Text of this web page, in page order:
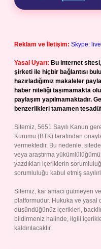
Reklam ve İletişim: Skype:
Yasal Uyarı: Bu internet
şirketi ile hiçbir bağlantısı
hazırladığımız makaleler
haber niteliği taşımamakta
paylaşım yapılmamaktadır.
benzerlikleri tamamen
Sitemiz, 5651 Sayılı Kanun
Kurumu (BTK) tarafından
vermektedir. Bu nedenle,
veya araştırma
yazdıkları içeriklerin
sorumluluğu kabul etmiş
Sitemiz, kar amacı gütmeyen
platformudur. Hukuka ve yasal
düşündüğünüz içerikleri,
bildirmeniz halinde, ilgili
kaldırılacaktır.